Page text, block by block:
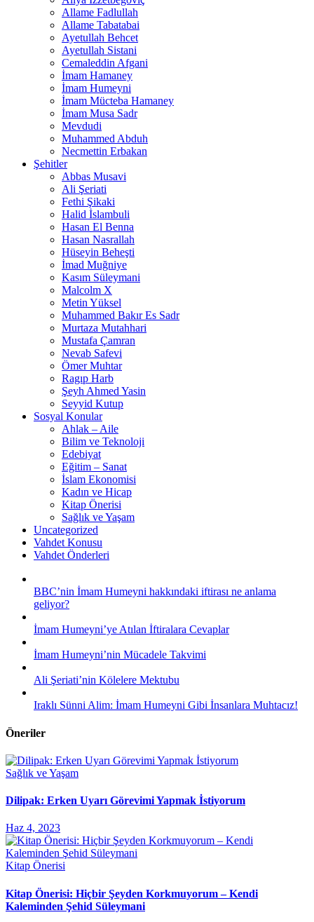
Allame Fadlullah
Allame Tabatabai
Ayetullah Behcet
Ayetullah Sistani
Cemaleddin Afgani
İmam Hamaney
İmam Humeyni
İmam Mücteba Hamaney
İmam Musa Sadr
Mevdudi
Muhammed Abduh
Necmettin Erbakan
Şehitler
Abbas Musavi
Ali Şeriati
Fethi Şikaki
Halid İslambuli
Hasan El Benna
Hasan Nasrallah
Hüseyin Beheşti
İmad Muğniye
Kasım Süleymani
Malcolm X
Metin Yüksel
Muhammed Bakır Es Sadr
Murtaza Mutahhari
Mustafa Çamran
Nevab Safevi
Ömer Muhtar
Ragıp Harb
Şeyh Ahmed Yasin
Seyyid Kutup
Sosyal Konular
Ahlak – Aile
Bilim ve Teknoloji
Edebiyat
Eğitim – Sanat
İslam Ekonomisi
Kadın ve Hicap
Kitap Önerisi
Sağlık ve Yaşam
Uncategorized
Vahdet Konusu
Vahdet Önderleri
BBC’nin İmam Humeyni hakkındaki iftirası ne anlama
geliyor?
İmam Humeyni’ye Atılan İftiralara Cevaplar
İmam Humeyni’nin Mücadele Takvimi
Ali Şeriati’nin Kölelere Mektubu
Iraklı Sünni Alim: İmam Humeyni Gibi İnsanlara Muhtacız!
Öneriler
Sağlık ve Yaşam
Dilipak: Erken Uyarı Görevimi Yapmak İstiyorum
Haz 4, 2023
Kitap Önerisi
Kitap Önerisi: Hiçbir Şeyden Korkmuyorum – Kendi
Kaleminden Şehid Süleymani